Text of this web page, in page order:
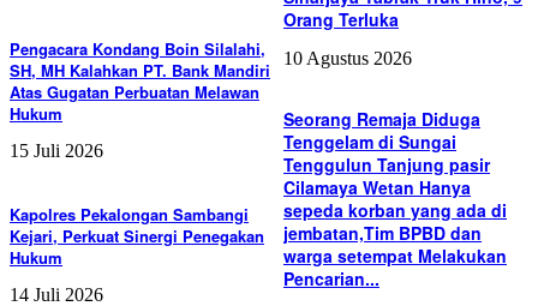
Pengacara Kondang Boin Silalahi,
SH, MH Kalahkan PT. Bank Mandiri
Atas Gugatan Perbuatan Melawan
Hukum
15 Juli 2026
Kapolres Pekalongan Sambangi
Kejari, Perkuat Sinergi Penegakan
Hukum
14 Juli 2026
Orang Terluka
10 Agustus 2026
Seorang Remaja Diduga
Tenggelam di Sungai
Tenggulun Tanjung pasir
Cilamaya Wetan Hanya
sepeda korban yang ada di
jembatan,Tim BPBD dan
warga setempat Melakukan
Pencarian...